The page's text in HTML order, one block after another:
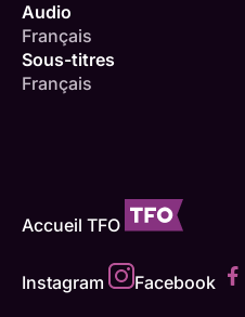
Audio
Français
Sous-titres
Français
Accueil TFO
Instagram Facebook